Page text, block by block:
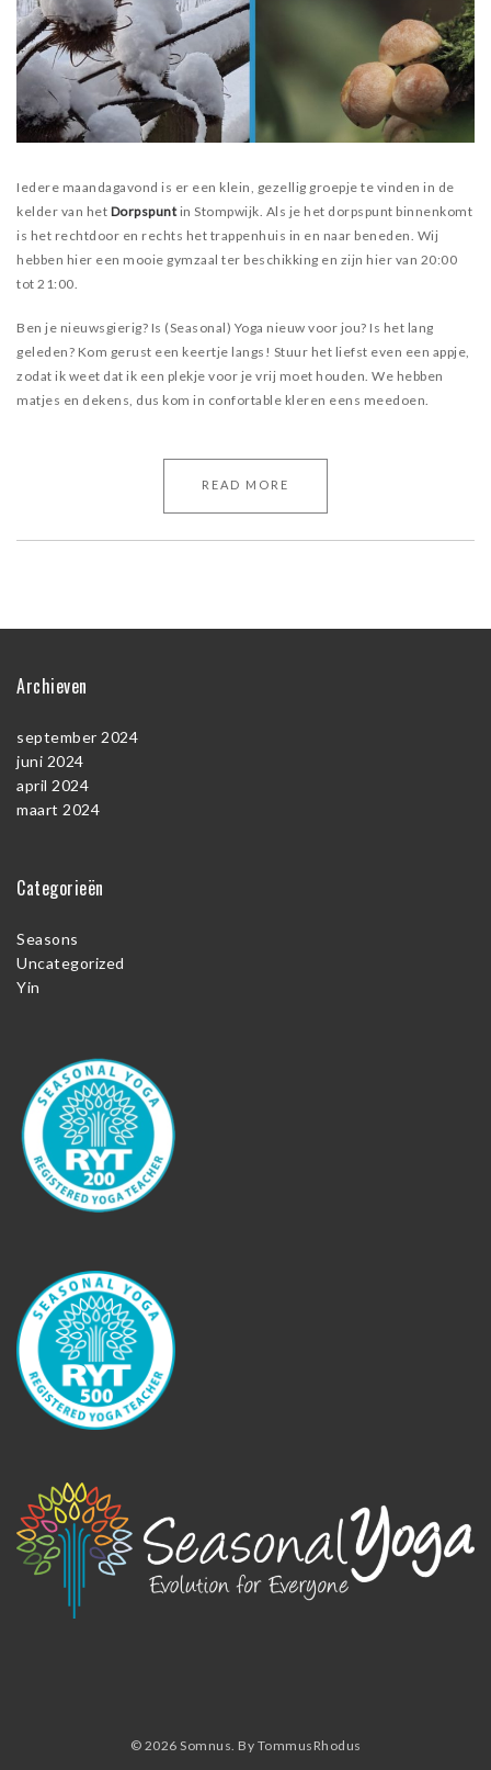
Iedere maandagavond is er een klein, gezellig groepje te vinden in de
kelder van het Dorpspuntin Stompwijk. Als je het dorpspunt binnenkomt
is het rechtdoor en rechts het trappenhuis in en naar beneden. Wij
hebben hier een mooie gymzaal ter beschikking en zijn hier van 20:00
tot 21:00.
Ben je nieuwsgierig? Is (Seasonal) Yoga nieuw voor jou? Is het lang
geleden? Kom gerust een keertje langs! Stuur het liefst even een appje,
zodat ik weet dat ik een plekje voor je vrij moet houden. We hebben
matjes en dekens, dus kom in confortable kleren eens meedoen.
READ MORE
Archieven
september 2024
juni 2024
april 2024
maart 2024
Categorieën
Seasons
Uncategorized
Yin
© 2026 Somnus. By TommusRhodus